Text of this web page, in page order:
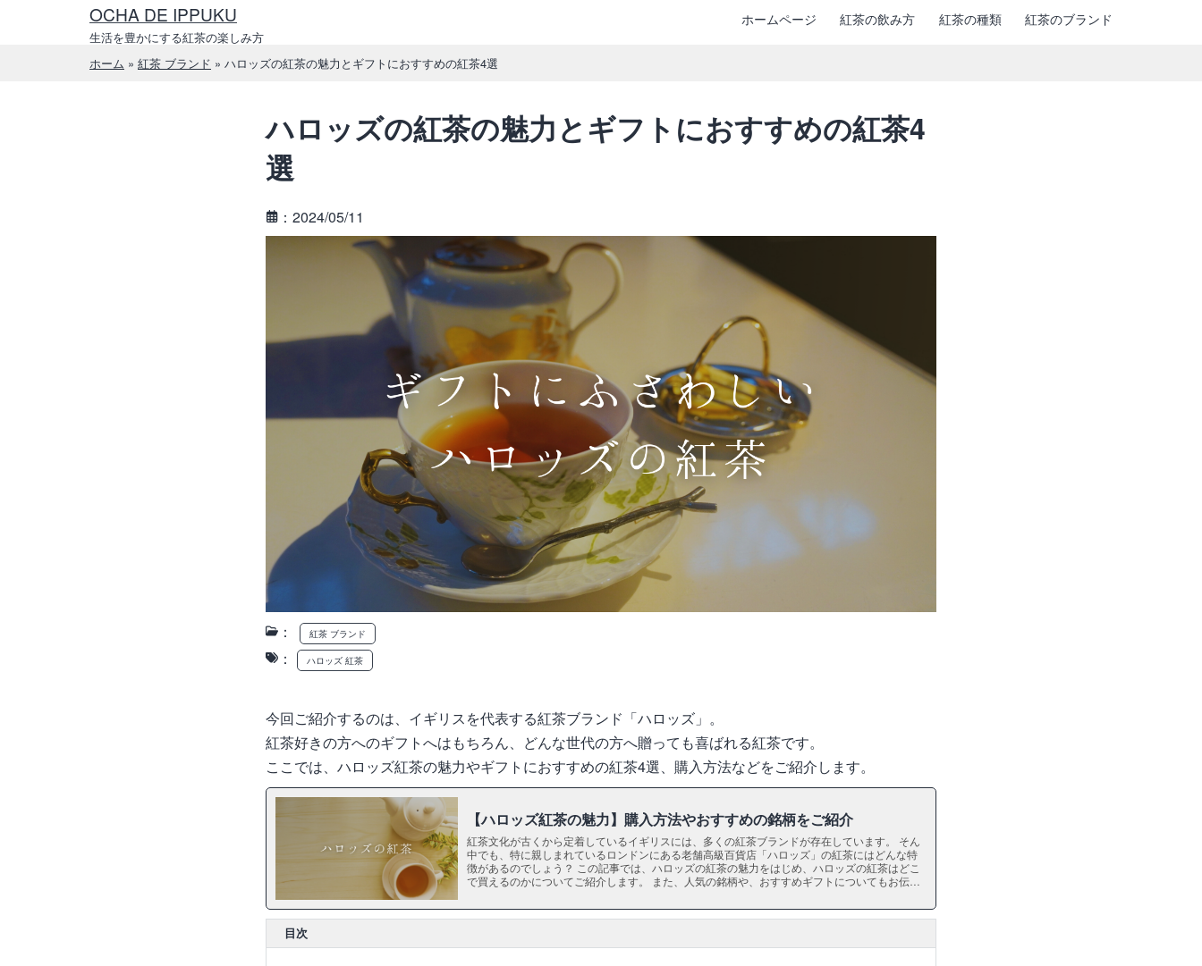
OCHA DE IPPUKU
生活を豊かにする紅茶の楽しみ方
ホームページ 紅茶の飲み方 紅茶の種類 紅茶のブランド
ホーム » 紅茶 ブランド » ハロッズの紅茶の魅力とギフトにおすすめの紅茶4選
ハロッズの紅茶の魅力とギフトにおすすめの紅茶4
選
：2024/05/11
： 紅茶 ブランド
： ハロッズ 紅茶
今回ご紹介するのは、イギリスを代表する紅茶ブランド「ハロッズ」。
紅茶好きの方へのギフトへはもちろん、どんな世代の方へ贈っても喜ばれる紅茶です。
ここでは、ハロッズ紅茶の魅力やギフトにおすすめの紅茶4選、購入方法などをご紹介します。
【ハロッズ紅茶の魅力】購入方法やおすすめの銘柄をご紹介
紅茶文化が古くから定着しているイギリスには、多くの紅茶ブランドが存在しています。 そん
中でも、特に親しまれているロンドンにある老舗高級百貨店「ハロッズ」の紅茶にはどんな特
徴があるのでしょう？ この記事では、ハロッズの紅茶の魅力をはじめ、ハロッズの紅茶はどこ
で買えるのかについてご紹介します。 また、人気の銘柄や、おすすめギフトについてもお伝え
目次